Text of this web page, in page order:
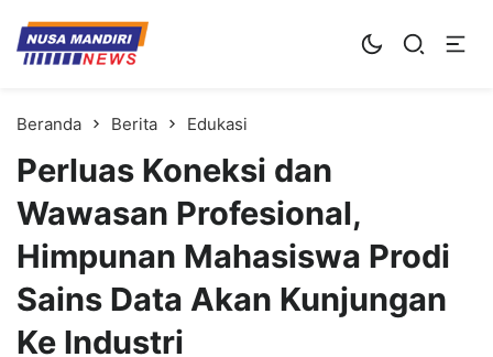
Kampus Digital Bisnis
Universitas Nusa Mandiri
Beranda Berita Edukasi
Perluas Koneksi dan
Wawasan Profesional,
Himpunan Mahasiswa Prodi
Sains Data Akan Kunjungan
Ke Industri